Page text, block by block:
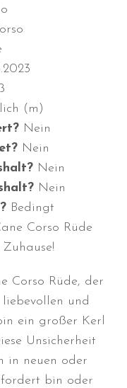
(D)!
Erfolg in Arnhem (NL)!
Erfolg in Gerpinnes (B)!!
3 in Dortmund!
(m)
Nein
Nein
Nein
Nein
Bedingt
Corso Rüde
Corso Rüde, der
und
ein großer Kerl
Unsicherheit
in neuen oder
bin oder